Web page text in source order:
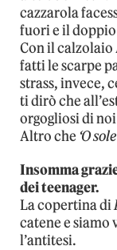
cazzarola
fuori e il
Con il calzolaio
fatti le scarpe
strass, invece,
ti dirò che
orgogliosi di
Altro che ‘O
Insomma
dei teenager.
La copertina di
catene e siamo
l’antitesi.